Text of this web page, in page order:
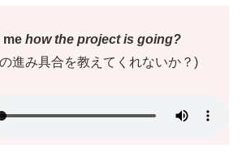
me how the project is going?
進み具合を教えてくれないか？)